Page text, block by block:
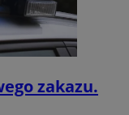
zakazu.